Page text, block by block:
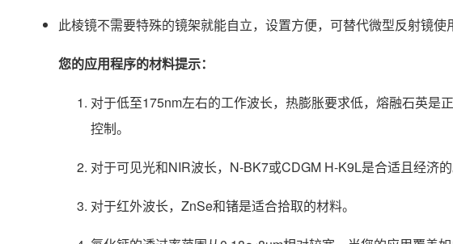
此棱镜不需要特殊的镜架就能自立，设置方便，可替代微型反射镜使
您的应用程序的材料提示：
对于低至175nm左右的工作波长，热膨胀要求低，熔融石英是
控制。
对于可见光和NIR波长，N-BK7或CDGM H-K9L是合适且经济的
对于红外波长，ZnSe和锗是适合拾取的材料。